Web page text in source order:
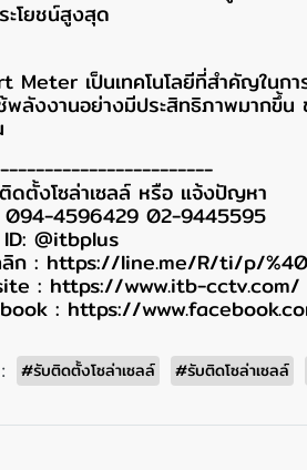
ะโยชน์สูงสุด
Meter เป็นเทคโนโลยีที่สำคัญในก
พลังงานอย่างมีประสิทธิภาพมากขึ้
ดตั้งโซล่าเซลล์ หรือ แจ้งปัญหา
094-4596429 02-9445595
@itbplus
ก : https://line.me/R/ti/p/
: https://www.itb-cctv.com/
: https://
#รับติดตั้งโซล่าเซลล์ #รับติดโซล่าเซลล์